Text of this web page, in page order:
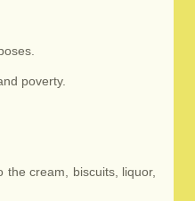
poverty.
cream, biscuits, liquor,